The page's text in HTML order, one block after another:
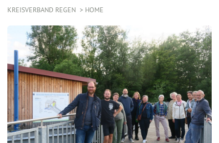
KREISVERBAND REGEN HOME